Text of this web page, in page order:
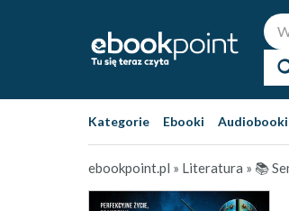
Kategorie Ebooki Audiobooki
ebookpoint.pl » Literatura » 📚